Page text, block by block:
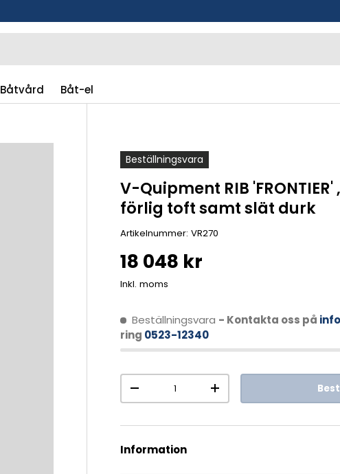
Båtvård Båt-el
Beställningsvara
V-Quipment RIB
förlig toft samt slät durk
Artikelnummer: VR270
18 048 kr
Inkl. moms
Beställningsvara - Kontakta oss på
ring 0523-12340
Antal
-
+
Information